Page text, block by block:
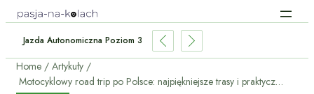
Jazda Autonomiczna Poziom 3: Co Może, A Czego Nie?
Home
Artykuły
Motocyklowy road trip po Polsce: najpiękniejsze trasy i praktyczne wskazówki